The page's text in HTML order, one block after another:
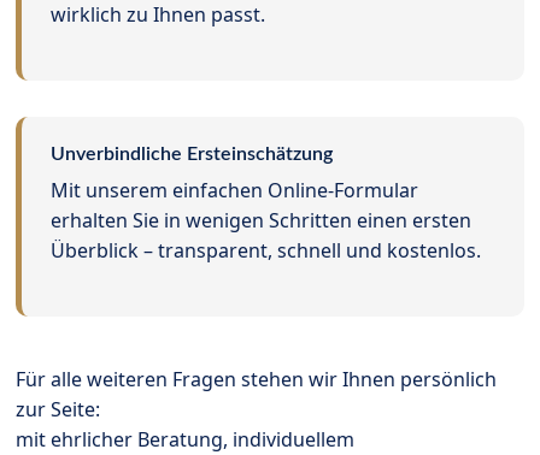
wirklich zu Ihnen passt.
Unverbindliche Ersteinschätzung
Mit unserem einfachen Online-Formular
erhalten Sie in wenigen Schritten einen ersten
Überblick – transparent, schnell und kostenlos.
Für alle weiteren Fragen stehen wir Ihnen persönlich
zur Seite:
mit ehrlicher Beratung, individuellem